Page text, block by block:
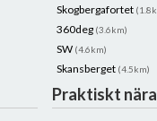
Skogbergafortet
360deg (3.6km)
SW (4.6km)
Skansberget (4.5km)
Praktiskt